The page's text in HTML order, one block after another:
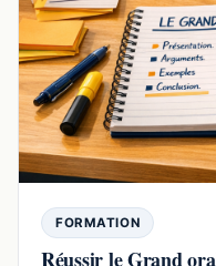
FORMATION
Réussir le Grand